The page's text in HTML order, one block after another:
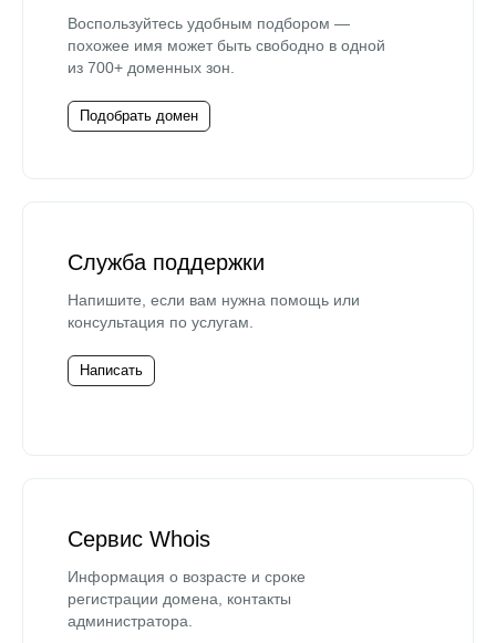
Воспользуйтесь удобным подбором —
похожее имя может быть свободно в одной
из 700+ доменных зон.
Подобрать домен
Служба поддержки
Напишите, если вам нужна помощь или
консультация по услугам.
Написать
Сервис Whois
Информация о возрасте и сроке
регистрации домена, контакты
администратора.